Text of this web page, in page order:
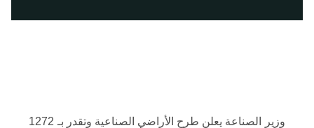
وزير الصناعة يعلن طرح الأراضي الصناعية وتقدر بـ 1272